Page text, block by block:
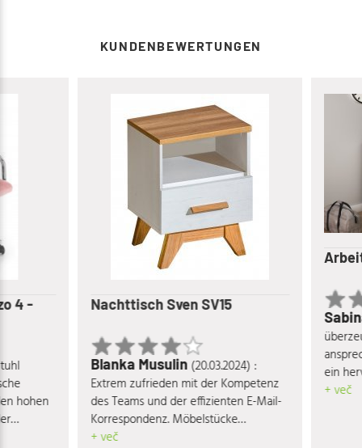
KUNDENBEWERTUNGEN
4 -
hohen
Nachttisch Sven SV15
Blanka Musulin(20.03.2024) :
Extrem zufrieden mit der Kompetenz
des Teams und der effizienten E-Mail-
Korrespondenz. Möbelstücke
entsprechen voll und ganz den
+ več
ein
+ več